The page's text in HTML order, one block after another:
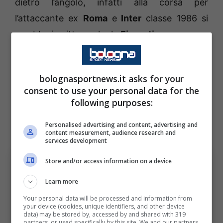
l’attaccante ex RomaeInter classe 1986 si
sarebbe iscritta anche laFiorentina.
Al club viola e a StefanoPiolipiace tantissimo
il profilo diDzekocome viceKean. A questo
punto si legge, dipenderà molto dalle
Bolognacorre e vuole
chiudere, ma attenzione allaFiorentina.
bolognasportnews.it asks for your
consent to use your personal data for the
following purposes:
Personalised advertising and content, advertising and
content measurement, audience research and
services development
Store and/or access information on a device
Learn more
Your personal data will be processed and information from
your device (cookies, unique identifiers, and other device
data) may be stored by, accessed by and shared with 319